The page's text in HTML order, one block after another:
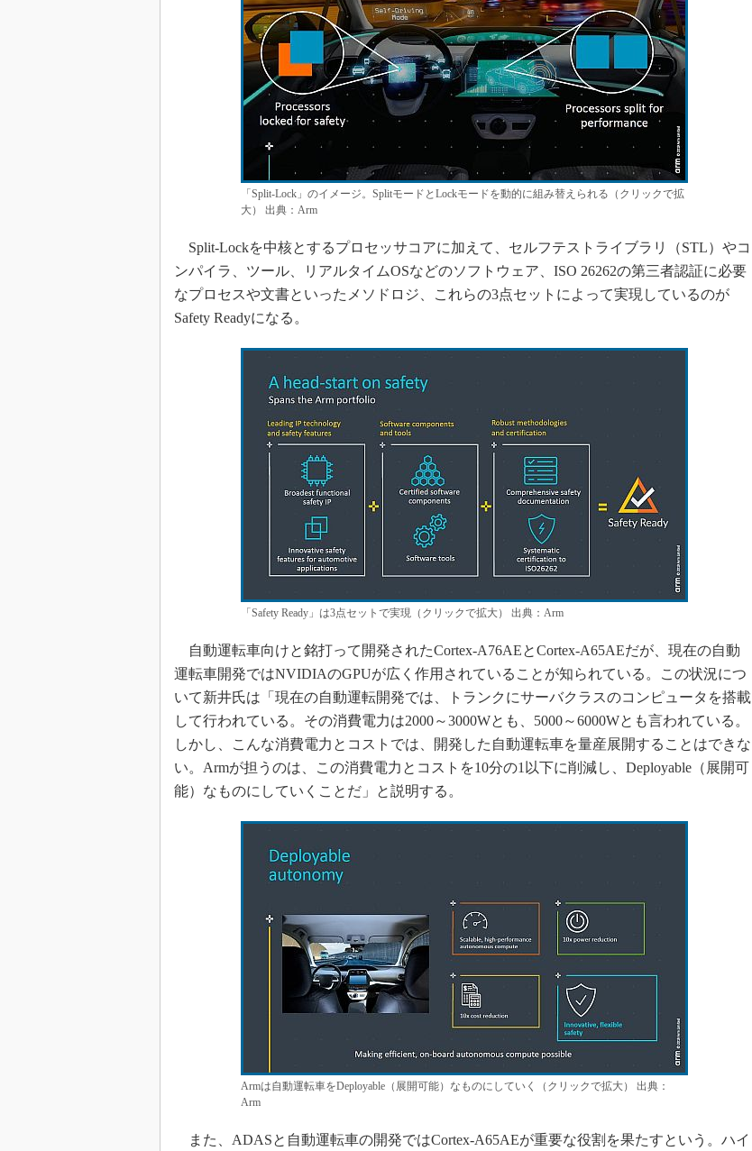
「Split-Lock」のイメージ。SplitモードとLockモードを動的に組み替えられる（クリックで拡
大） 出典：Arm
Split-Lockを中核とするプロセッサコアに加えて、セルフテストライブラリ（STL）やコ
ンパイラ、ツール、リアルタイムOSなどのソフトウェア、ISO 26262の第三者認証に必要
なプロセスや文書といったメソドロジ、これらの3点セットによって実現しているのが
Safety Readyになる。
「Safety Ready」は3点セットで実現（クリックで拡大） 出典：Arm
自動運転車向けと銘打って開発されたCortex-A76AEとCortex-A65AEだが、現在の自動
運転車開発ではNVIDIAのGPUが広く作用されていることが知られている。この状況につ
いて新井氏は「現在の自動運転開発では、トランクにサーバクラスのコンピュータを搭載
して行われている。その消費電力は2000～3000Wとも、5000～6000Wとも言われている。
しかし、こんな消費電力とコストでは、開発した自動運転車を量産展開することはできな
い。Armが担うのは、この消費電力とコストを10分の1以下に削減し、Deployable（展開可
能）なものにしていくことだ」と説明する。
Armは自動運転車をDeployable（展開可能）なものにしていく（クリックで拡大） 出典：
Arm
また、ADASと自動運転車の開発ではCortex-A65AEが重要な役割を果たすという。ハイ